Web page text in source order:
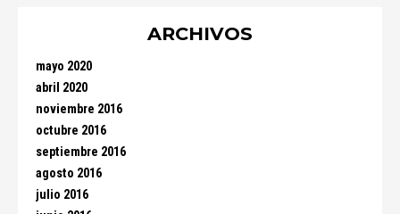
ARCHIVOS
mayo 2020
abril 2020
noviembre 2016
octubre 2016
septiembre 2016
agosto 2016
julio 2016